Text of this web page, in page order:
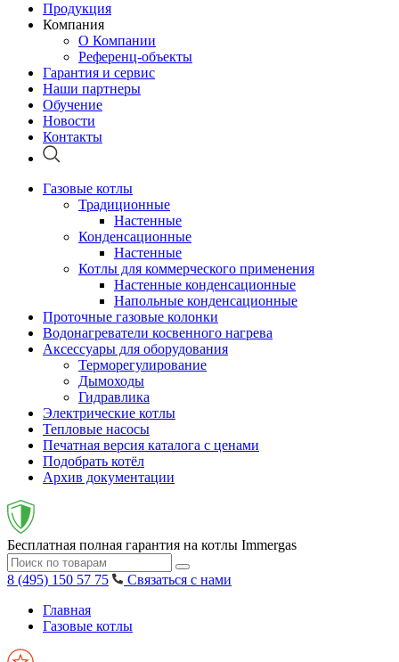
Продукция
Компания
О Компании
Референц-объекты
Гарантия и сервис
Наши партнеры
Обучение
Новости
Контакты
Газовые котлы
Традиционные
Настенные
Конденсационные
Настенные
Котлы для коммерческого применения
Настенные конденсационные
Напольные конденсационные
Проточные газовые колонки
Водонагреватели косвенного нагрева
Аксессуары для оборудования
Терморегулирование
Дымоходы
Гидравлика
Электрические котлы
Тепловые насосы
Печатная версия каталога с ценами
Подобрать котёл
Архив документации
Бесплатная полная гарантия на котлы Immergas
8 (495) 150 57 75
Связаться с нами
Главная
Газовые котлы